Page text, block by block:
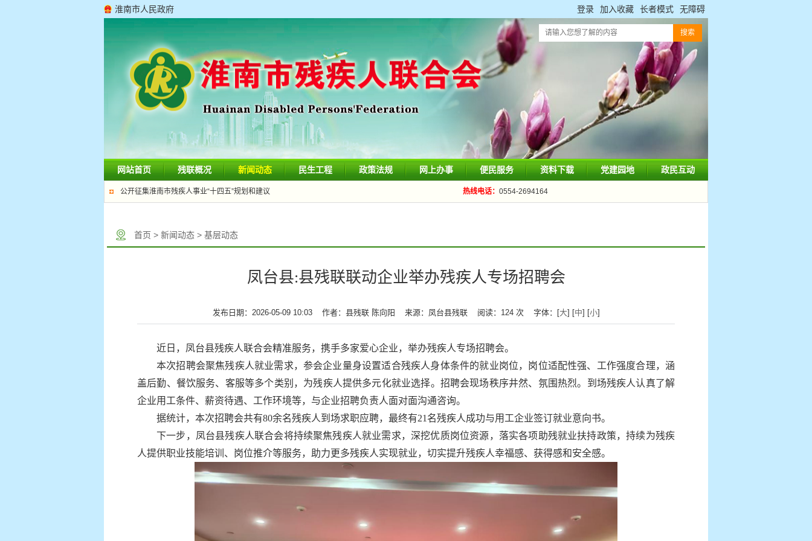
淮南市人民政府 登录 加入收藏 长者模式 无障碍
网站首页 残联概况 新闻动态 民生工程 政策法规 网上办事 便民服务 资料下载 党建园地 政民互动
公开征集淮南市残疾人事业“十四五”规划和建议 热线电话： 0554-2694164
首页 > 新闻动态 > 基层动态
凤台县:县残联联动企业举办残疾人专场招聘会
发布日期：2026-05-09 10:03 作者：县残联 陈向阳 来源：凤台县残联 阅读： 124次 字体：[大] [中] [小]
近日，凤台县残疾人联合会精准服务，携手多家爱心企业，举办残疾人专场招聘会。
本次招聘会聚焦残疾人就业需求，参会企业量身设置适合残疾人身体条件的就业岗位，岗位适配性强、工作强度合理，涵
盖后勤、餐饮服务、客服等多个类别，为残疾人提供多元化就业选择。招聘会现场秩序井然、氛围热烈。到场残疾人认真了解
企业用工条件、薪资待遇、工作环境等，与企业招聘负责人面对面沟通咨询。
据统计，本次招聘会共有80余名残疾人到场求职应聘，最终有21名残疾人成功与用工企业签订就业意向书。
下一步，凤台县残疾人联合会将持续聚焦残疾人就业需求，深挖优质岗位资源，落实各项助残就业扶持政策，持续为残疾
人提供职业技能培训、岗位推介等服务，助力更多残疾人实现就业，切实提升残疾人幸福感、获得感和安全感。